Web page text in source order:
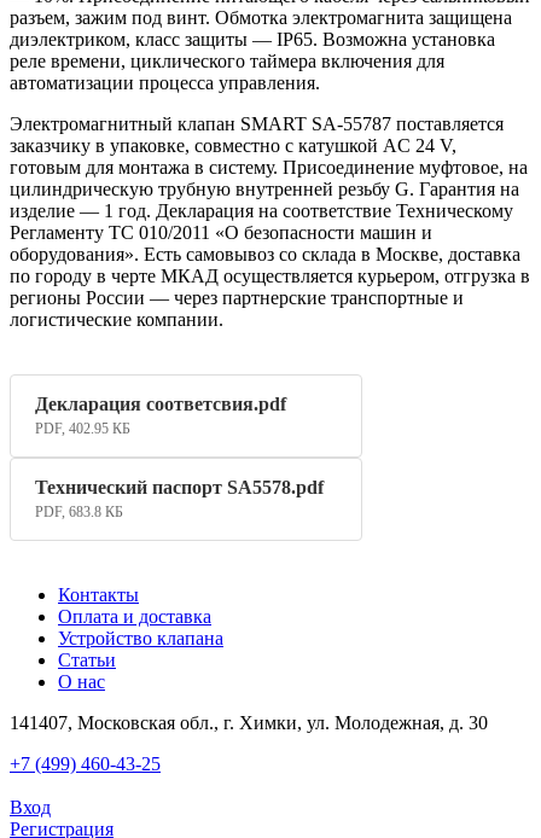
разъем, зажим под винт. Обмотка электромагнита защищена
диэлектриком, класс защиты — IP65. Возможна установка
реле времени, циклического таймера включения для
автоматизации процесса управления.
Электромагнитный клапан SMART SA-55787 поставляется
заказчику в упаковке, совместно с катушкой AC 24 V,
готовым для монтажа в систему. Присоединение муфтовое, на
цилиндрическую трубную внутренней резьбу G. Гарантия на
изделие — 1 год. Декларация на соответствие Техническому
Регламенту ТС 010/2011 «О безопасности машин и
оборудования». Есть самовывоз со склада в Москве, доставка
по городу в черте МКАД осуществляется курьером, отгрузка в
регионы России — через партнерские транспортные и
логистические компании.
Декларация соответсвия.pdf
PDF, 402.95 КБ
Технический паспорт SA5578.pdf
PDF, 683.8 КБ
Контакты
Оплата и доставка
Устройство клапана
Статьи
О нас
141407, Московская обл., г. Химки, ул. Молодежная, д. 30
+7 (499) 460-43-25
Вход
Регистрация